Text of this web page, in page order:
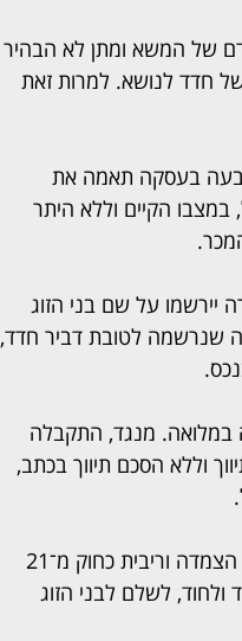
של המשא ומתן לא הבהיר
חדד לנושא. למרות זאת
בעסקה תאמה את
העריכה את שווי הנכס בכ־910 אלף שקל, במצבו הקיים וללא היתר
יירשמו על שם בני הזוג
שנרשמה לטובת דביר חדד,
במלואה. מנגד, התקבלה
וללא הסכם תיווך בכתב,
ולחוד, לשלם לבני הזוג